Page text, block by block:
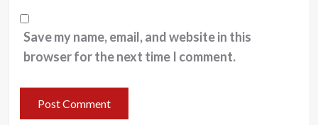
Save my name, email, and website in this
browser for the next time I comment.